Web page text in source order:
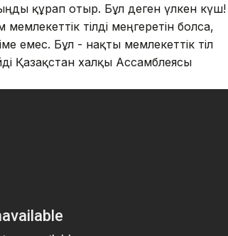
құрап отыр. Бұл деген үлкен күш!
тілді меңгеретін болса,
емес. Бұл - нақты мемлекеттік тіл
Қазақстан xалқы Ассамблеясы